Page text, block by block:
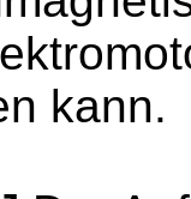
kann.